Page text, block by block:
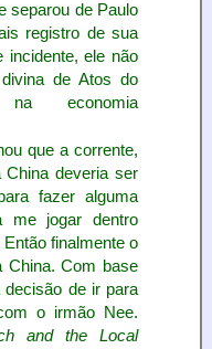
separou de Paulo
registro de sua
incidente, ele não
de Atos do
economia
que a corrente,
deveria ser
fazer alguma
me jogar dentro
finalmente o
China. Com base
de ir para
o irmão Nee.
and the Local